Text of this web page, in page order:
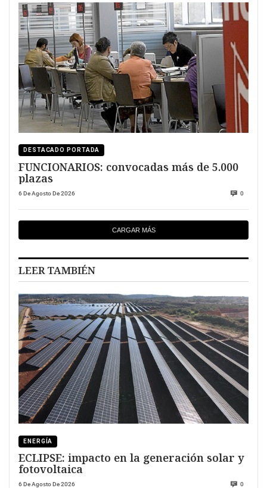
DESTACADO PORTADA
FUNCIONARIOS: convocadas más de 5.000
plazas
6 De Agosto De 2026 0
CARGAR MÁS
LEER TAMBIÉN
ENERGÍA
ECLIPSE: impacto en la generación solar y
fotovoltaica
6 De Agosto De 2026 0